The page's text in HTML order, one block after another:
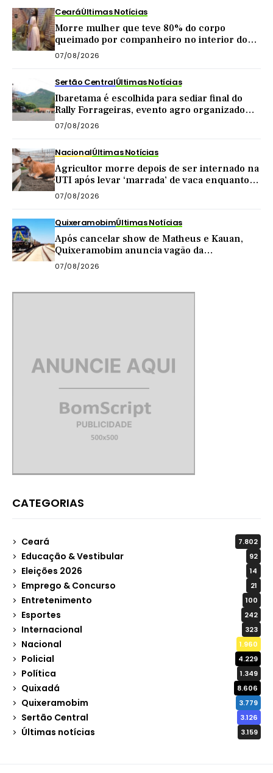
CearáÚltimas Notícias
Morre mulher que teve 80% do corpo
queimado por companheiro no interior do
Ceará
07/08/2026
Sertão CentralÚltimas Notícias
Ibaretama é escolhida para sediar final do
Rally Forrageiras, evento agro organizado
pela CNA
07/08/2026
NacionalÚltimas Notícias
Agricultor morre depois de ser internado na
UTI após levar ‘marrada’ de vaca enquanto
tirava leite
07/08/2026
QuixeramobimÚltimas Notícias
Após cancelar show de Matheus e Kauan,
Quixeramobim anuncia vagão da
Transnordestina como atração de
aniversário do município
07/08/2026
CATEGORIAS
Ceará 7.802
Educação & Vestibular 92
Eleições 2026 14
Emprego & Concurso 21
Entretenimento 100
Esportes 242
Internacional 323
Nacional 1.960
Policial 4.229
Política 1.349
Quixadá 8.606
Quixeramobim 3.779
Sertão Central 3.126
Últimas notícias 3.159